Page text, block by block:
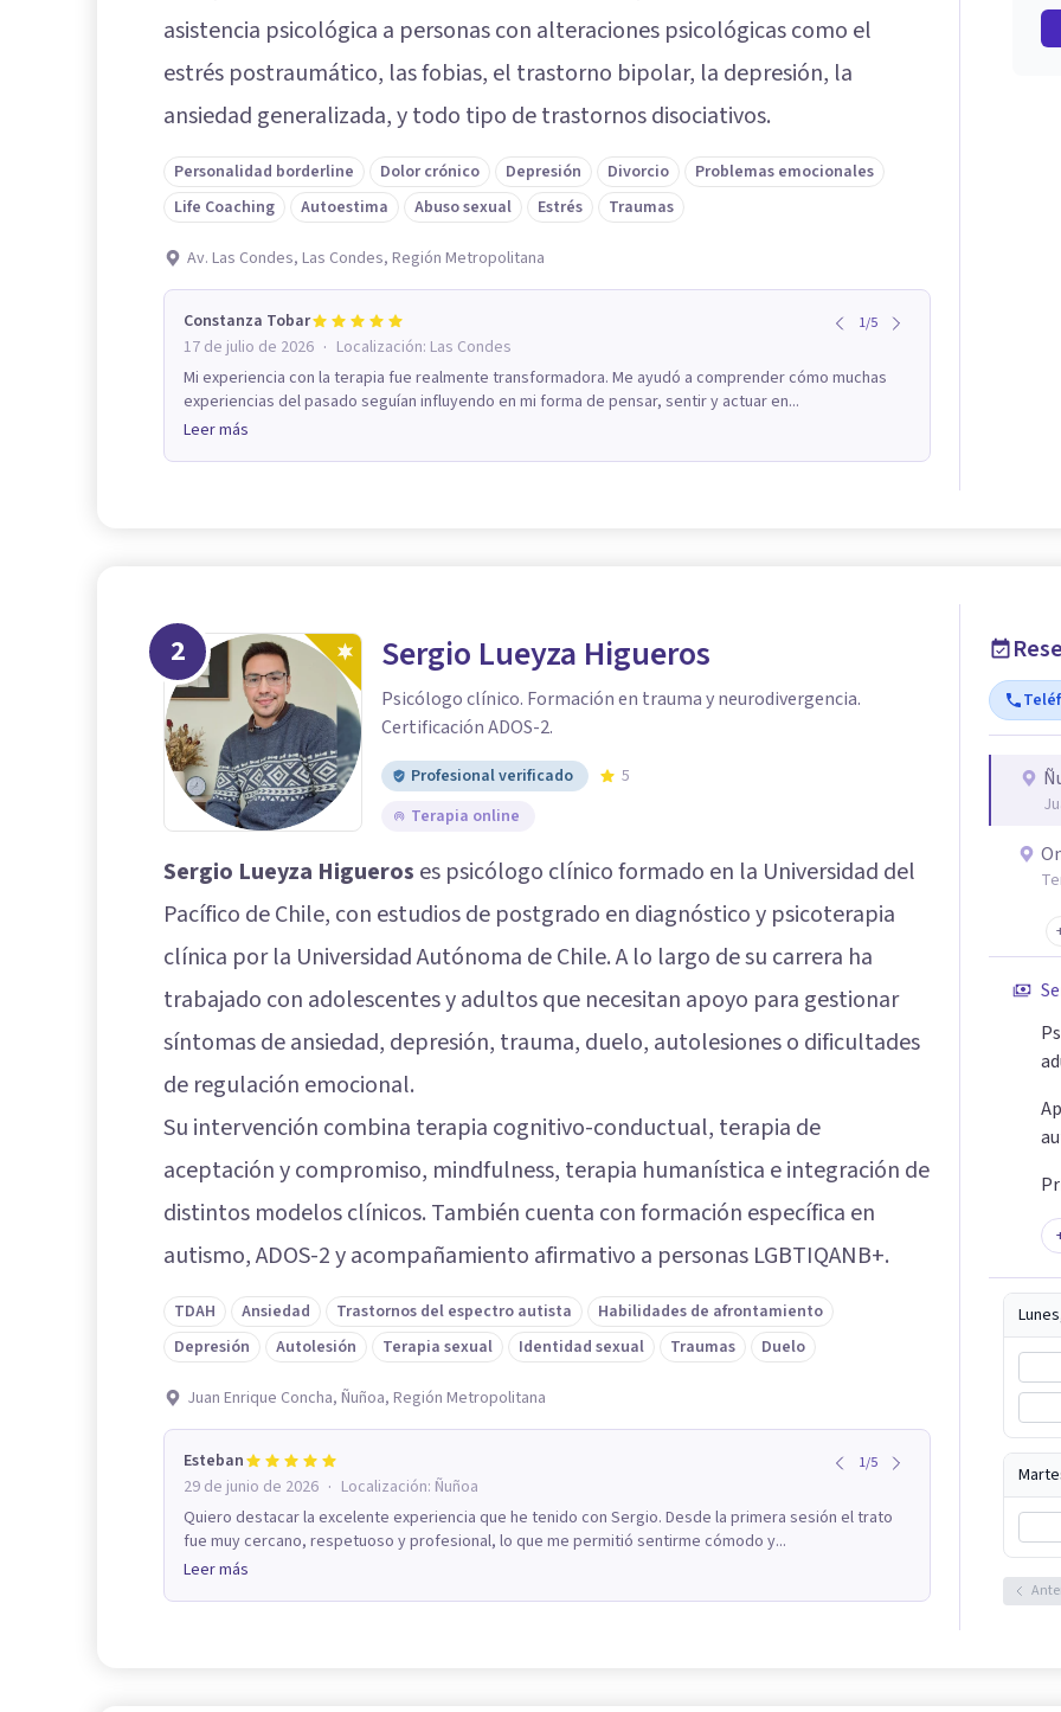
asistencia psicológica a personas con alteraciones psicológicas como el
estrés postraumático, las fobias, el trastorno bipolar, la depresión, la
ansiedad generalizada, y todo tipo de trastornos disociativos.
Personalidad borderline Dolor crónico Depresión Divorcio
Problemas emocionales
Life Coaching
Autoestima Abuso sexual Estrés Traumas
Av. Las Condes, Las Condes, Región Metropolitana
Constanza Tobar 1/5
17 de julio de 2026 · Localización: Las Condes
Mi experiencia con la terapia fue realmente transformadora. Me ayudó a comprender cómo muchas
experiencias del pasado seguían influyendo en mi forma de pensar, sentir y actuar en...
Leer más
2 Sergio Lueyza Higueros
Psicólogo clínico. Formación en trauma y neurodivergencia.
Certificación ADOS-2.
Profesional verificado
5
Terapia online
Sergio Lueyza Higueros es psicólogo clínico formado en la Universidad del
Pacífico de Chile, con estudios de postgrado en diagnóstico y psicoterapia
clínica por la Universidad Autónoma de Chile. A lo largo de su carrera ha
trabajado con adolescentes y adultos que necesitan apoyo para gestionar
síntomas de ansiedad, depresión, trauma, duelo, autolesiones o dificultades
de regulación emocional.
Su intervención combina terapia cognitivo-conductual, terapia de
aceptación y compromiso, mindfulness, terapia humanística e integración de
distintos modelos clínicos. También cuenta con formación específica en
autismo, ADOS-2 y acompañamiento afirmativo a personas LGBTIQANB+.
TDAH Ansiedad Trastornos del espectro autista
Habilidades de afrontamiento
Depresión
Autolesión Terapia sexual Identidad sexual Traumas Duelo
Juan Enrique Concha, Ñuñoa, Región Metropolitana
Esteban 1/5
29 de junio de 2026 · Localización: Ñuñoa
Quiero destacar la excelente experiencia que he tenido con Sergio. Desde la primera sesión el trato
fue muy cercano, respetuoso y profesional, lo que me permitió sentirme cómodo y...
Leer más